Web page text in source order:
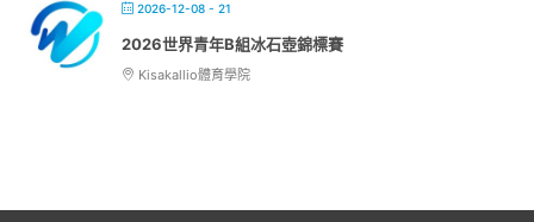
2026-12-08 - 21
2026世界青年B組冰石壺錦標賽
Kisakallio體育學院